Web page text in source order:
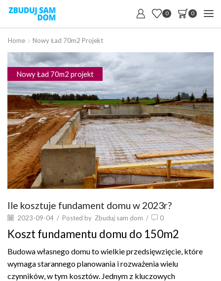
0 0
Home Nowy Ład 70m2 Projekt
Nowy Ład 70m2 projekt
Ile kosztuje fundament domu w 2023r?
2023-09-04 / Posted by Zbuduj sam dom / 0
Koszt fundamentu domu do 150m2
Budowa własnego domu to wielkie przedsięwzięcie, które
wymaga starannego planowania i rozważenia wielu
czynników, w tym kosztów. Jednym z kluczowych